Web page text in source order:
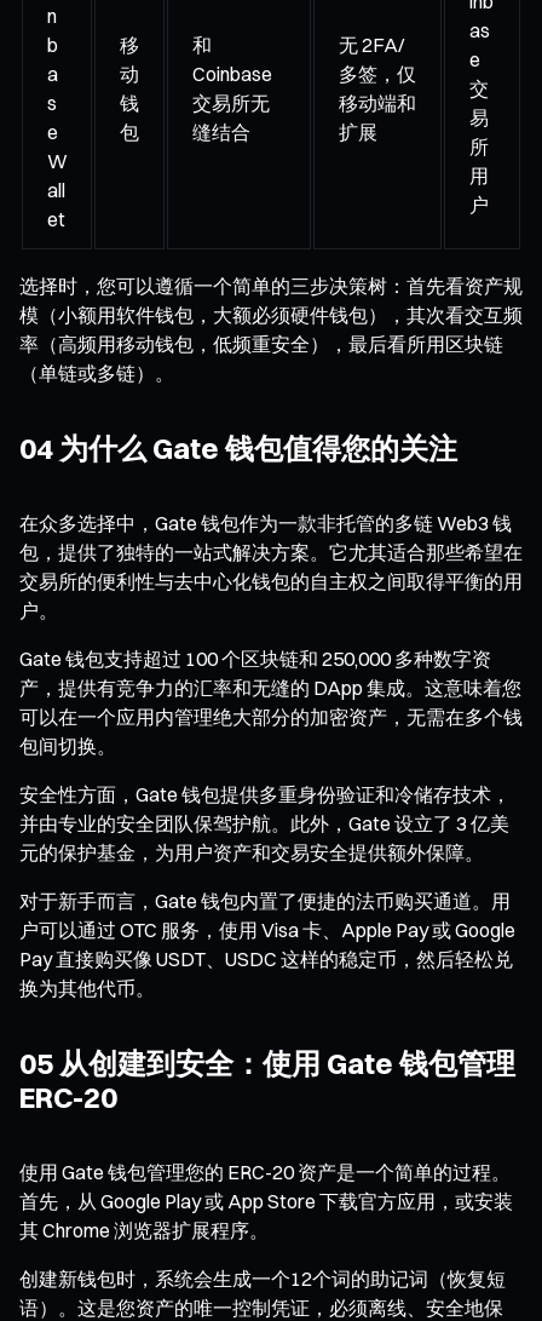
n
b
a
s
e
W
all
et
移
动
钱
包
和
Coinbase
交易所无
缝结合
无 2FA/
多签，仅
移动端和
扩展
as
e
交
易
所
用
户
选择时，您可以遵循一个简单的三步决策树：首先看资产规
模（小额用软件钱包，大额必须硬件钱包），其次看交互频
率（高频用移动钱包，低频重安全），最后看所用区块链
（单链或多链）。
04 为什么 Gate 钱包值得您的关注
在众多选择中，Gate 钱包作为一款非托管的多链 Web3 钱
包，提供了独特的一站式解决方案。它尤其适合那些希望在
交易所的便利性与去中心化钱包的自主权之间取得平衡的用
户。
Gate 钱包支持超过 100 个区块链和 250,000 多种数字资
产，提供有竞争力的汇率和无缝的 DApp 集成。这意味着您
可以在一个应用内管理绝大部分的加密资产，无需在多个钱
包间切换。
安全性方面，Gate 钱包提供多重身份验证和冷储存技术，
并由专业的安全团队保驾护航。此外，Gate 设立了 3 亿美
元的保护基金，为用户资产和交易安全提供额外保障。
对于新手而言，Gate 钱包内置了便捷的法币购买通道。用
户可以通过 OTC 服务，使用 Visa 卡、Apple Pay 或 Google
Pay 直接购买像 USDT、USDC 这样的稳定币，然后轻松兑
换为其他代币。
05 从创建到安全：使用 Gate 钱包管理
ERC-20
使用 Gate 钱包管理您的 ERC-20 资产是一个简单的过程。
首先，从 Google Play 或 App Store 下载官方应用，或安装
其 Chrome 浏览器扩展程序。
创建新钱包时，系统会生成一个12个词的助记词（恢复短
语）。这是您资产的唯一控制凭证，必须离线、安全地保